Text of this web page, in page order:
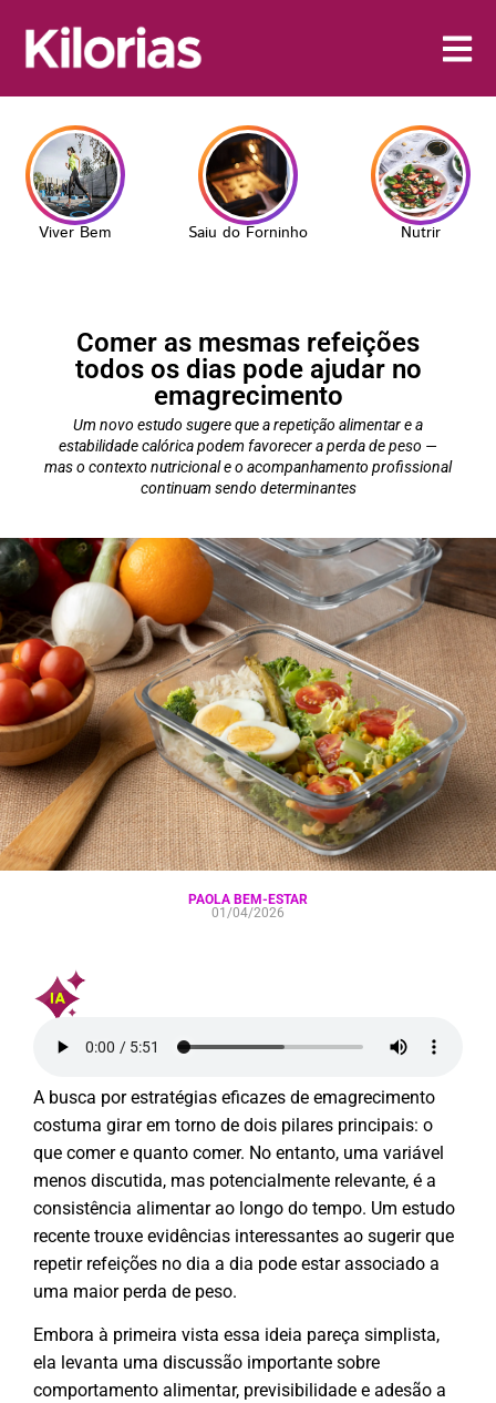
Viver Bem Saiu do Forninho Nutrir
Comer as mesmas refeições
todos os dias pode ajudar no
emagrecimento
Um novo estudo sugere que a repetição alimentar e a
estabilidade calórica podem favorecer a perda de peso —
mas o contexto nutricional e o acompanhamento profissional
continuam sendo determinantes
PAOLA BEM-ESTAR
01/04/2026
A busca por estratégias eficazes de emagrecimento
costuma girar em torno de dois pilares principais: o
que comer e quanto comer. No entanto, uma variável
menos discutida, mas potencialmente relevante, é a
consistência alimentar ao longo do tempo. Um estudo
recente trouxe evidências interessantes ao sugerir que
repetir refeições no dia a dia pode estar associado a
uma maior perda de peso.
Embora à primeira vista essa ideia pareça simplista,
ela levanta uma discussão importante sobre
comportamento alimentar, previsibilidade e adesão a